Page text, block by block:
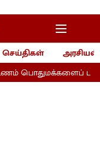
செய்திகள்
அரசியல்
பொதுமக்களைப்